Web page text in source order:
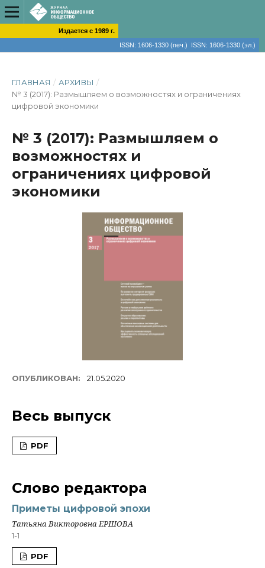
Издается с 1989 г.
ISSN: 1606-1330 (печ.) ISSN: 1606-1330 (эл.)
ГЛАВНАЯ / АРХИВЫ /
№ 3 (2017): Размышляем о возможностях и ограничениях
цифровой экономики
№ 3 (2017): Размышляем о
возможностях и
ограничениях цифровой
экономики
ОПУБЛИКОВАН: 21.05.2020
Весь выпуск
PDF
Слово редактора
Приметы цифровой эпохи
Татьяна Викторовна ЕРШОВА
1-1
PDF